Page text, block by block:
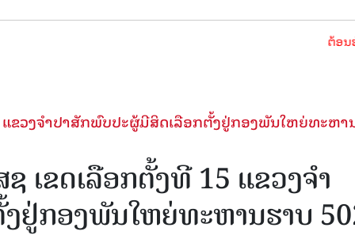
ຕ້ອນຮັບປີທ່ອງ
ຂວງຈຳປາສັກພົບປະຜູ້ມີສິດເລືອກຕັ້ງຢູ່ກອງພັນໃຫຍ່ທະຫາ
ເຂດເລືອກຕັ້ງທີ 15 ແຂວງຈຳ
ຢູ່ກອງພັນໃຫຍ່ທະຫານຮາບ